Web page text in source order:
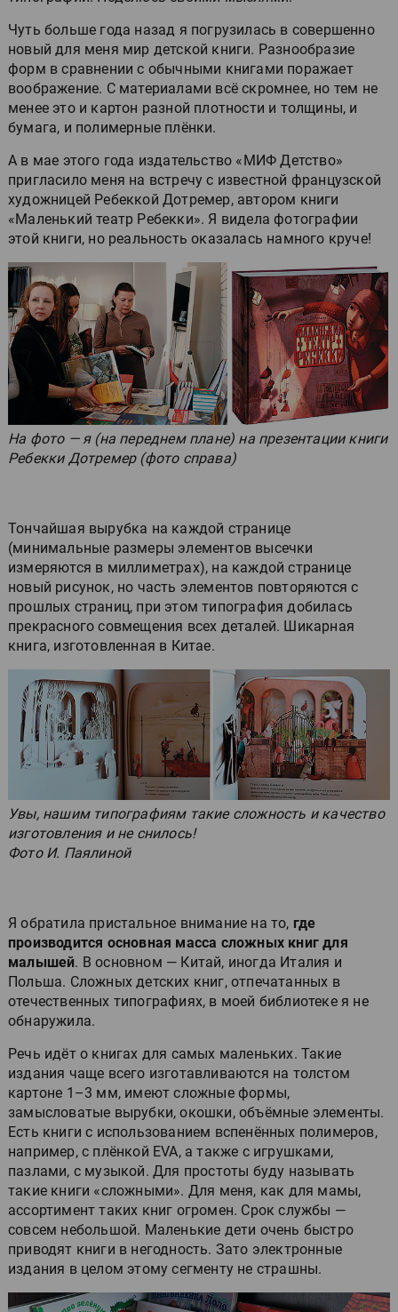
Чуть больше года назад я погрузилась в совершенно
новый для меня мир детской книги. Разнообразие
форм в сравнении с обычными книгами поражает
воображение. С материалами всё скромнее, но тем не
менее это и картон разной плотности и толщины, и
бумага, и полимерные плёнки.
А в мае этого года издательство «МИФ Детство»
пригласило меня на встречу с известной французской
художницей Ребеккой Дотремер, автором книги
«Маленький театр Ребекки». Я видела фотографии
этой книги, но реальность оказалась намного круче!
На фото — я (на переднем плане) на презентации книги
Ребекки Дотремер (фото справа)
Тончайшая вырубка на каждой странице
(минимальные размеры элементов высечки
измеряются в миллиметрах), на каждой странице
новый рисунок, но часть элементов повторяются с
прошлых страниц, при этом типография добилась
прекрасного совмещения всех деталей. Шикарная
книга, изготовленная в Китае.
Увы, нашим типографиям такие сложность и качество
изготовления и не снилось!
Фото И. Паялиной
Я обратила пристальное внимание на то, где
производится основная масса сложных книг для
малышей. В основном — Китай, иногда Италия и
Польша. Сложных детских книг, отпечатанных в
отечественных типографиях, в моей библиотеке я не
обнаружила.
Речь идёт о книгах для самых маленьких. Такие
издания чаще всего изготавливаются на толстом
картоне 1–3 мм, имеют сложные формы,
замысловатые вырубки, окошки, объёмные элементы.
Есть книги с использованием вспенённых полимеров,
например, с плёнкой EVA, а также с игрушками,
пазлами, с музыкой. Для простоты буду называть
такие книги «сложными». Для меня, как для мамы,
ассортимент таких книг огромен. Срок службы —
совсем небольшой. Маленькие дети очень быстро
приводят книги в негодность. Зато электронные
издания в целом этому сегменту не страшны.